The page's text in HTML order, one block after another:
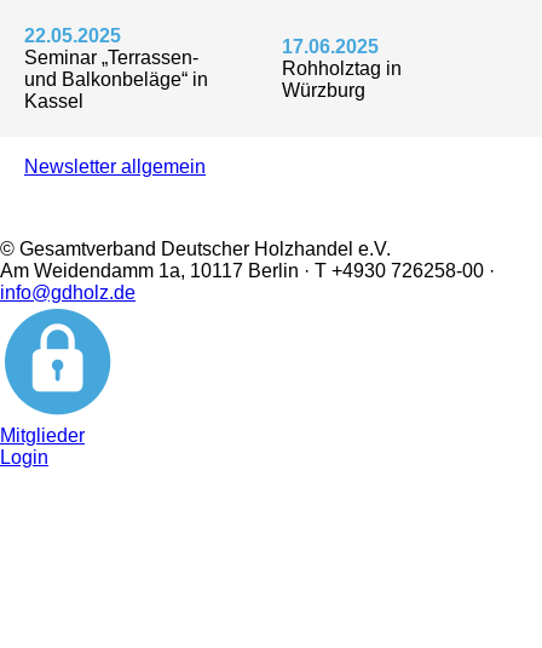
22.05.2025
Seminar „Terrassen-
und Balkonbeläge“ in
Kassel
17.06.2025
Rohholztag in
Würzburg
Newsletter allgemein
© Gesamtverband Deutscher Holzhandel e.V.
Am Weidendamm 1a, 10117 Berlin · T +4930 726258-00 ·
info@gdholz.de
Mitglieder
Login